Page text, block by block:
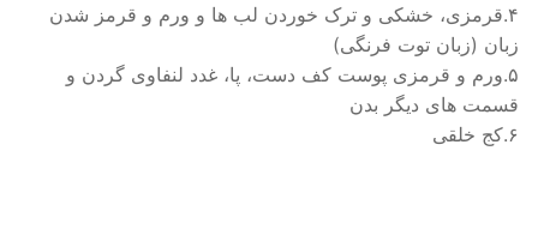
۴.قرمزی، خشکی و ترک خوردن لب ها و ورم و قرمز شدن
زبان (زبان توت فرنگی)
۵.ورم و قرمزی پوست کف دست، پا، غدد لنفاوی گردن و
قسمت های دیگر بدن
۶.کج خلقی